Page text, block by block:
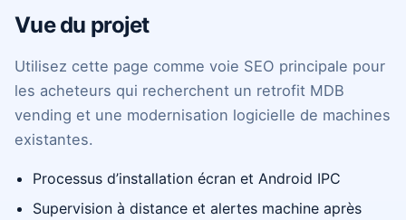
Vue du projet
Utilisez cette page comme voie SEO principale pour
les acheteurs qui recherchent un retrofit MDB
vending et une modernisation logicielle de machines
existantes.
Processus d’installation écran et Android IPC
Supervision à distance et alertes machine après